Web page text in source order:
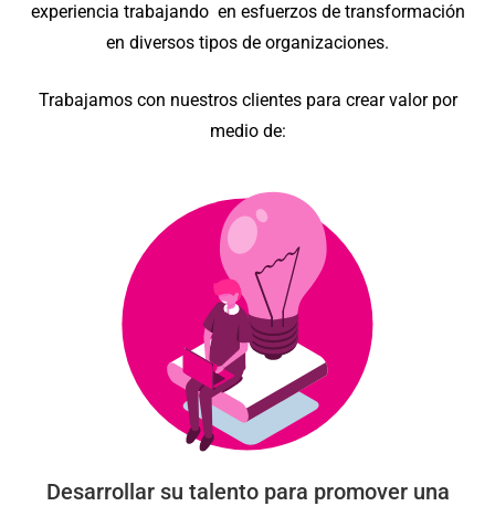
experiencia trabajando en esfuerzos de transformación
en diversos tipos de organizaciones.
Trabajamos con nuestros clientes para crear valor por
medio de:
Desarrollar su talento para promover una